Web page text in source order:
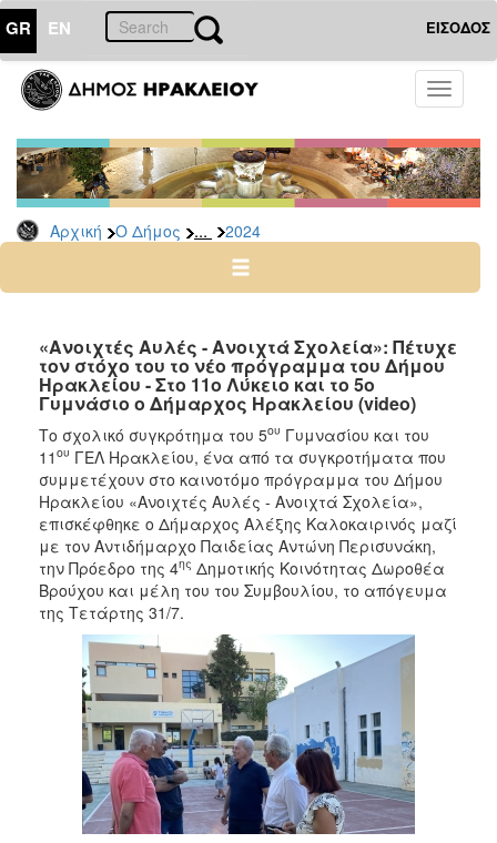
GR EN ΕΙΣΟΔΟΣ
Toggle
Αρχική Ο Δήμος ... 2024
ΔΗΜΟΣ
Δελτία
Τύπου
Αρχείο
2026
2024
2022
2021
2020
2019
2018
2017
2016
2015
2013
2012
2011
2010
2006
«Ανοιχτές Αυλές - Ανοιχτά Σχολεία»: Πέτυχε
τον στόχο του το νέο πρόγραμμα του Δήμου
Ηρακλείου - Στο 11ο Λύκειο και το 5ο
Γυμνάσιο ο Δήμαρχος Ηρακλείου (video)
Το σχολικό συγκρότημα του 5ου Γυμνασίου και του
11 ου ΓΕΛ Ηρακλείου, ένα από τα συγκροτήματα που
συμμετέχουν στο καινοτόμο πρόγραμμα του Δήμου
Ηρακλείου «Ανοιχτές Αυλές - Ανοιχτά Σχολεία»,
επισκέφθηκε ο Δήμαρχος Αλέξης Καλοκαιρινός μαζί
με τον Αντιδήμαρχο Παιδείας Αντώνη Περισυνάκη,
την Πρόεδρο της 4ης Δημοτικής Κοινότητας Δωροθέα
Βρούχου και μέλη του του Συμβουλίου, το απόγευμα
της Τετάρτης 31/7.